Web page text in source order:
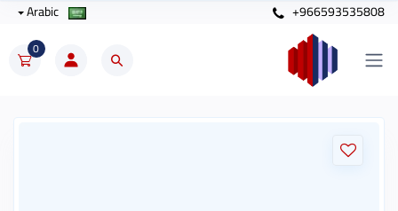
+966593535808
0